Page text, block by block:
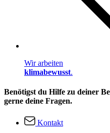
Wir arbeiten
klimabewusst.
Benötigst du Hilfe zu deiner
gerne deine Fragen.
Kontakt